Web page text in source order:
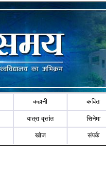
कहानी कविता
यात्रा वृत्तांत सिनेमा
खोज संपर्क